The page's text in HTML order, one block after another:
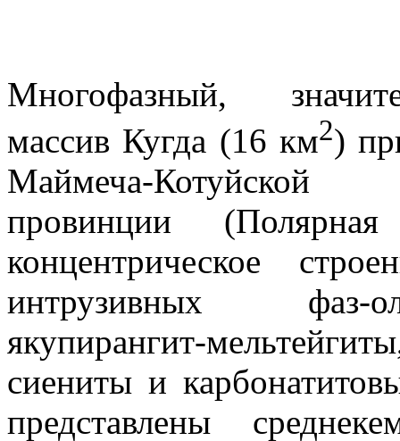
Многофазный,
массив Кугда (16 км2)
Маймеча-Котуйской
провинции
концентрическое
интрузивных фаз-
якупирангит-
сиениты и
представлены